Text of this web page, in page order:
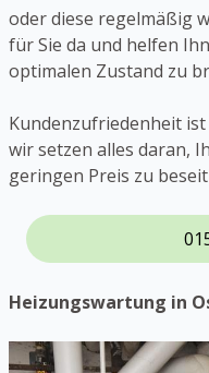
oder diese regelmäßig
für Sie da und helfen
optimalen Zustand zu
Kundenzufriedenheit
wir setzen alles daran,
geringen Preis zu
Heizungswartung in